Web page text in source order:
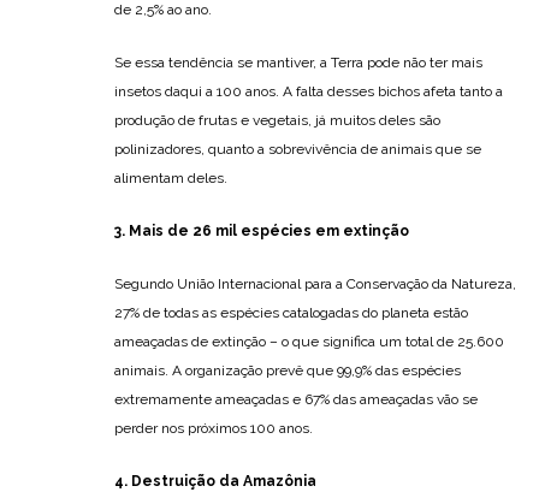
de 2,5% ao ano.
Se essa tendência se mantiver, a Terra pode não ter mais
insetos daqui a 100 anos. A falta desses bichos afeta tanto a
produção de frutas e vegetais, já muitos deles são
polinizadores, quanto a sobrevivência de animais que se
alimentam deles.
3. Mais de 26 mil espécies em extinção
Segundo União Internacional para a Conservação da Natureza,
27% de todas as espécies catalogadas do planeta estão
ameaçadas de extinção – o que significa um total de 25.600
animais. A organização prevê que 99,9% das espécies
extremamente ameaçadas e 67% das ameaçadas vão se
perder nos próximos 100 anos.
4. Destruição da Amazônia